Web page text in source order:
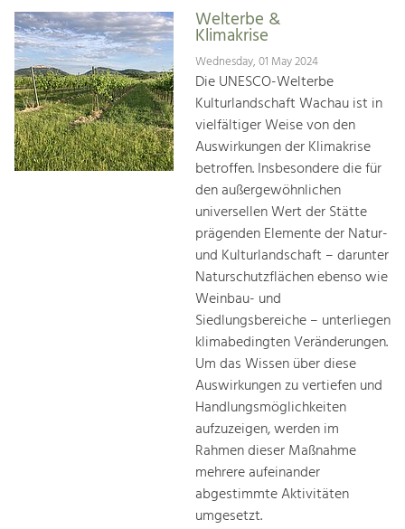
Increase in Regional Value Added.Welterbe &
Klimakrise
Wednesday, 01 May 2024
Die UNESCO-Welterbe
Kulturlandschaft Wachau ist in
vielfältiger Weise von den
Auswirkungen der Klimakrise
betroffen. Insbesondere die für
den außergewöhnlichen
universellen Wert der Stätte
prägenden Elemente der Natur-
und Kulturlandschaft – darunter
Naturschutzflächen ebenso wie
Weinbau- und
Siedlungsbereiche – unterliegen
klimabedingten Veränderungen.
Um das Wissen über diese
Auswirkungen zu vertiefen und
Handlungsmöglichkeiten
aufzuzeigen, werden im
Rahmen dieser Maßnahme
mehrere aufeinander
abgestimmte Aktivitäten
umgesetzt.